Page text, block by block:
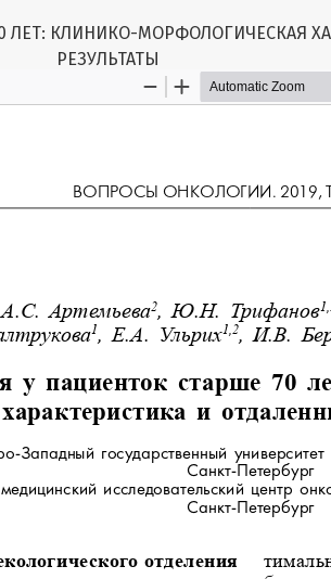
ЛЕТ: КЛИНИКО-МОРФОЛОГИЧЕСКАЯ
РЕЗУЛЬТАТЫ